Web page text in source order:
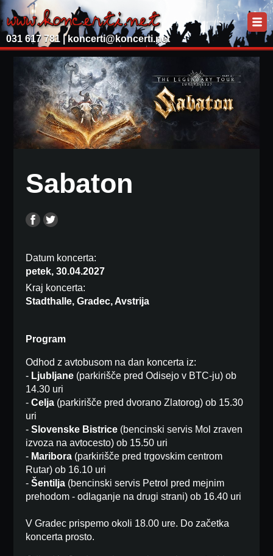
031 617 781 | koncerti@koncerti.net
Sabaton
Datum koncerta:
petek, 30.04.2027
Kraj koncerta:
Stadthalle, Gradec, Avstrija
Program
Odhod z avtobusom na dan koncerta iz:
- Ljubljane (parkirišče pred Odisejo v BTC-ju) ob
14.30 uri
-Celja (parkirišče pred dvorano Zlatorog) ob 15.30
uri
-Slovenske Bistrice (bencinski servis Mol zraven
izvoza na avtocesto) ob 15.50 uri
- Maribora (parkirišče pred trgovskim centrom
Rutar) ob 16.10 uri
-Šentilja (bencinski servis Petrol pred mejnim
prehodom - odlaganje na drugi strani) ob 16.40 uri
V Gradec prispemo okoli 18.00 ure. Do začetka
koncerta prosto.